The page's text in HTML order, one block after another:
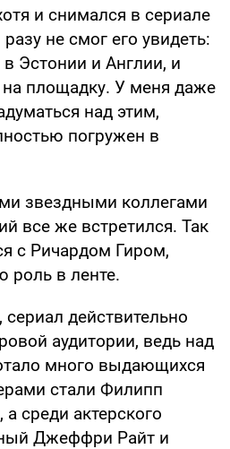
и снимался в сериале
не смог его увидеть:
Эстонии и Англии, и
площадку. У меня даже
над этим,
погружен в
звездными коллегами
все же встретился. Так
с Ричардом Гиром,
роль в ленте.
действительно
аудитории, ведь над
много выдающихся
стали Филипп
среди актерского
Джеффри Райт и